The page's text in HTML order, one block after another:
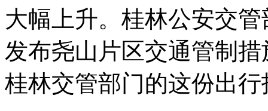
大幅上升。桂林公安交
发布尧山片区交通管制
桂林交管部门的这份出